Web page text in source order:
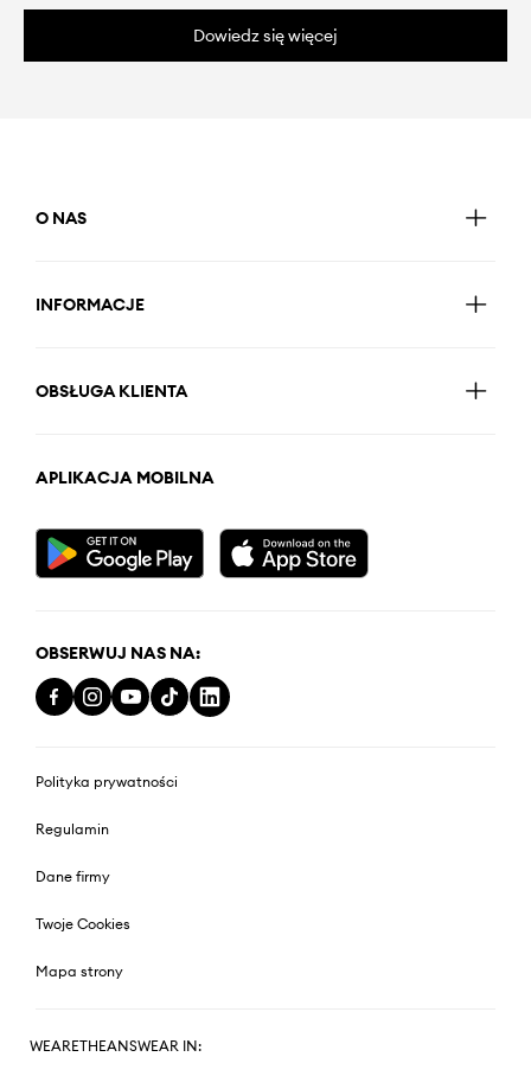
Dowiedz się więcej
O NAS
INFORMACJE
OBSŁUGA KLIENTA
APLIKACJA MOBILNA
OBSERWUJ NAS NA:
Polityka prywatności
Regulamin
Dane firmy
Twoje Cookies
Mapa strony
WEARETHEANSWEAR IN: